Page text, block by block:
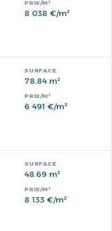
8 038 €/m²
78.84 m²
6 491 €/m²
48.69 m²
8 133 €/m²